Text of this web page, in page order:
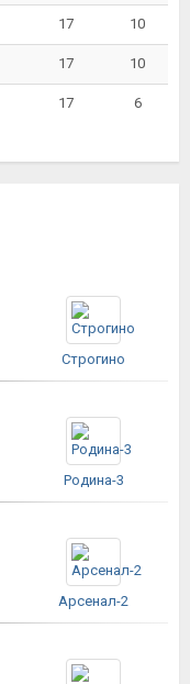
17 10
17 10
17 6
Строгино
Родина-3
Арсенал-2